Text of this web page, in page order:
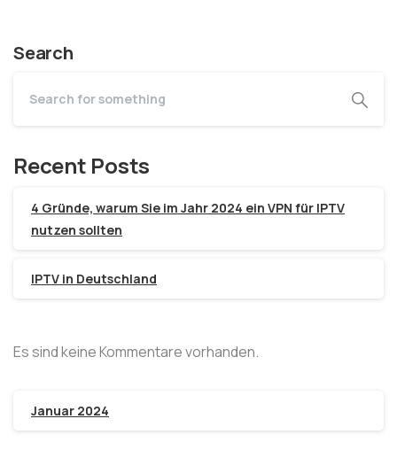
Search
Recent Posts
4 Gründe, warum Sie im Jahr 2024 ein VPN für IPTV
nutzen sollten
IPTV in Deutschland
Es sind keine Kommentare vorhanden.
Januar 2024